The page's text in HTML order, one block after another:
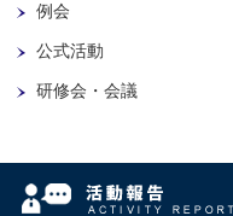
例会
公式活動
研修会・会議